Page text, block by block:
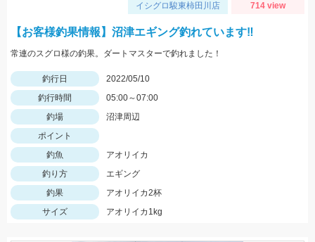
イシグロ駿東柿田川店 714 view
【お客様釣果情報】沼津エギング釣れています‼
常連のスグロ様の釣果。ダートマスターで釣れました！
釣行日
2022/05/10
釣行時間
05:00～07:00
釣場
沼津周辺
ポイント
釣魚
アオリイカ
釣り方
エギング
釣果
アオリイカ2杯
サイズ
アオリイカ1kg